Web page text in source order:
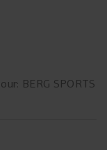
BERG SPORTS